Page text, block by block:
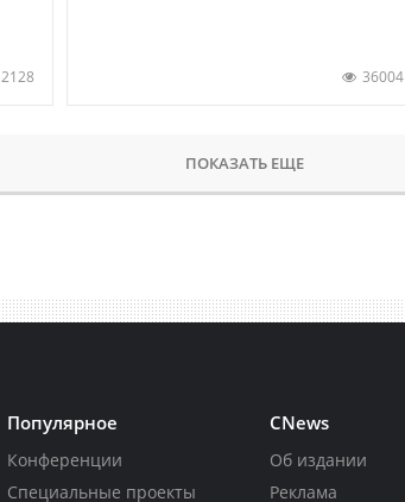
2128 36004
ПОКАЗАТЬ ЕЩЕ
Популярное
Конференции
Специальные проекты
CNews
Об издании
Реклама